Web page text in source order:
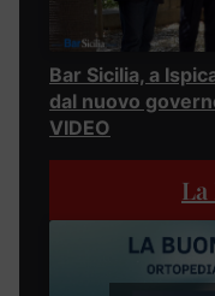
Bar Sicilia, a
dal nuovo
VIDEO
La